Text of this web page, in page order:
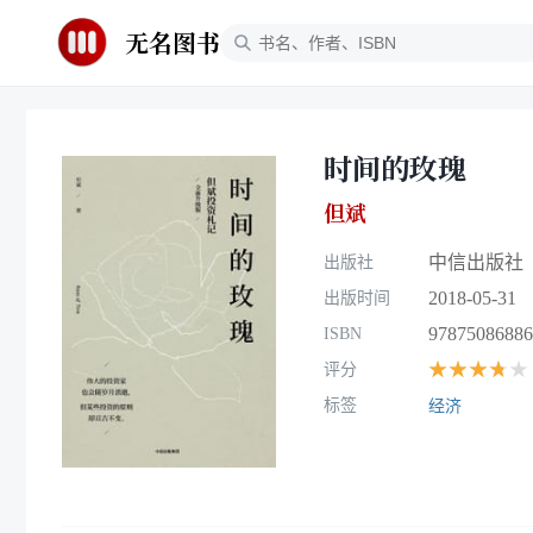
无名图书
时间的玫瑰
但斌
出版社 中信出版社
出版时间 2018-05-31
ISBN
评分 ★★★★★
标签 经济